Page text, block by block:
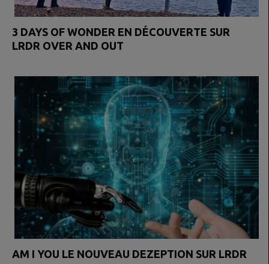
3 DAYS OF WONDER EN DÉCOUVERTE SUR
LRDR OVER AND OUT
AM I YOU LE NOUVEAU DEZEPTION SUR LRDR